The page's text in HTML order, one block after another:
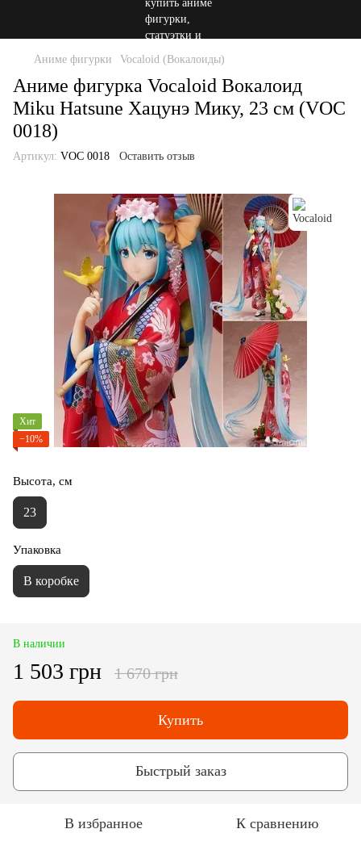
Аниме фигурки Vocaloid (Вокалоиды)
Аниме фигурка Vocaloid Вокалоид
Miku Hatsune Хацунэ Мику, 23 см (VOC
0018)
Артикул: VOC 0018 Оставить отзыв
Хит
−10%
Высота, см
23
Упаковка
В коробке
В наличии
1 503 грн 1 670 грн
Купить
Быстрый заказ
В избранное К сравнению